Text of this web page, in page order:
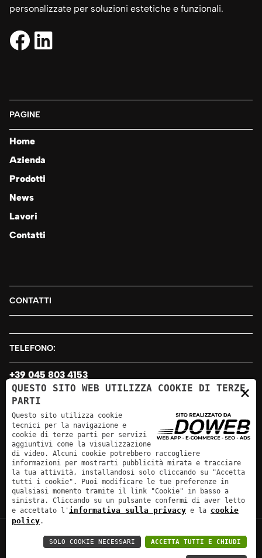
personalizzate per soluzioni estetiche e funzionali.
PAGINE
Home
Azienda
Prodotti
News
Lavori
Contatti
CONTATTI
TELEFONO:
+39 045 803 4153
EMAIL:
info@sirv.it
INDIRIZZO:
Via Basso Acquar, 75 - 37135 Verona
Sirv Bagno Elite srlP.Iva: 03178650234
×
QUESTO SITO WEB UTILIZZA COOKIE DI TERZE
PARTI
Questo sito utilizza cookie
tecnici per la navigazione e
cookie di terze parti per servizi
aggiuntivi come la visualizzazione
di video. Alcuni cookie potrebbero raccogliere
informazioni per mostrarti pubblicità mirata e tracciare
la tua attività, installandosi solo cliccando su "Accetta
tutti i cookie". Puoi modificare le tue preferenze in
qualsiasi momento tramite il link "Cookie" in basso a
sinistra. Cliccando su un pulsante confermi di aver letto
e accettato l' informativa sulla privacy e la cookie
policy.
ACCETTA TUTTI E CHIUDI
SOLO COOKIE NECESSARI